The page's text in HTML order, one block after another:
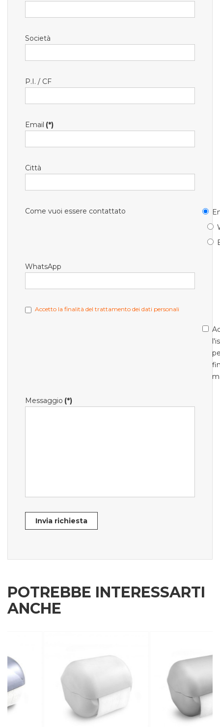
Società
P.I. / CF
Email (*)
Città
Come vuoi essere contattato
WhatsApp
Accetto la finalità del trattamento dei dati personali
Messaggio (*)
Invia richiesta
POTREBBE INTERESSARTI
ANCHE